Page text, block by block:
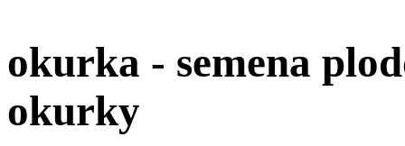
okurka - semena
okurky